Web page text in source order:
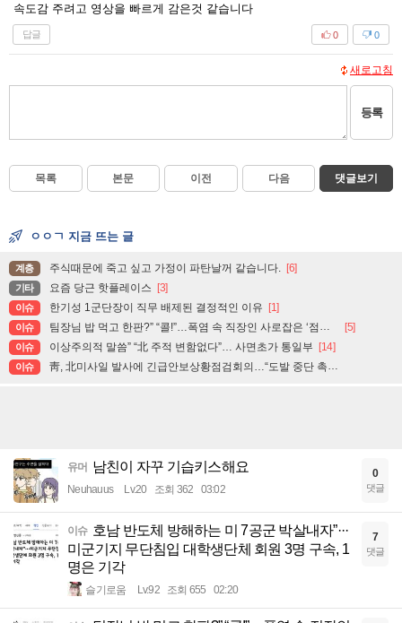
속도감 주려고 영상을 빠르게 감은것 같습니다
답글 0
0
새로고침
등록
목록 본문 이전 다음 댓글보기
ㅇㅇㄱ 지금 뜨는 글
계층 주식때문에 죽고 싶고 가정이 파탄날꺼 같습니다. [6]
기타 요즘 당근 핫플레이스 [3]
이슈 한기성 1군단장이 직무 배제된 결정적인 이유 [1]
이슈 팀장님 밥 먹고 한판?” “콜!”…폭염 속 직장인 사로잡은 ‘점심 몰캉스’ [5]
이슈 이상주의적 말씀” “北 주적 변함없다”… 사면초가 통일부 [14]
이슈 靑, 北미사일 발사에 긴급안보상황점검회의…“도발 중단 촉구”
유머 남친이 자꾸 기습키스해요
Neuhauus Lv.20 조회 362 03:02
0
댓글
이슈 호남 반도체 방해하는 미 7공군 박살내자”···
미군기지 무단침입 대학생단체 회원 3명 구속, 1
명은 기각
슬기로움 Lv.92 조회 655 02:20
7
댓글